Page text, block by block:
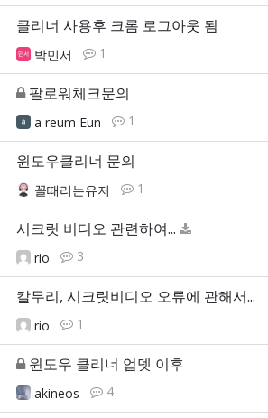
클리너 사용후 크롬 로그아웃 됨
박민서 1
팔로워체크문의
a reum Eun 1
윈도우클리너 문의
꼴때리는유저 1
시크릿 비디오 관련하여...
rio 3
칼무리, 시크릿비디오 오류에 관해서...
rio 1
윈도우 클리너 업뎃 이후
akineos 4